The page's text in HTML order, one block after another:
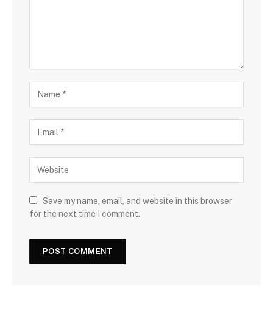
Save my name, email, and website in this browser
for the next time I comment.